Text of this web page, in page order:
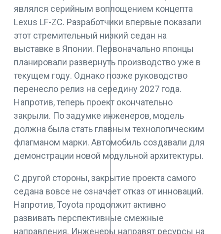
являлся серийным воплощением концепта
Lexus LF-ZC. Разработчики впервые показали
этот стремительный низкий седан на
выставке в Японии. Первоначально японцы
планировали развернуть производство уже в
текущем году. Однако позже руководство
перенесло релиз на середину 2027 года.
Напротив, теперь проект окончательно
закрыли. По задумке инженеров, модель
должна была стать главным технологическим
флагманом марки. Автомобиль создавали для
демонстрации новой модульной архитектуры.
С другой стороны, закрытие проекта самого
седана вовсе не означает отказ от инноваций.
Напротив, Toyota продолжит активно
развивать перспективные смежные
направления. Инженеры направят ресурсы на